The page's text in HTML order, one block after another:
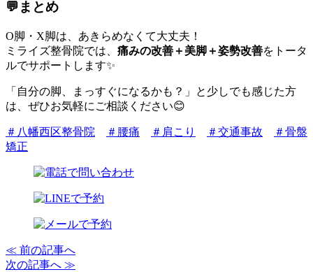
💬まとめ
O脚・X脚は、あきらめなくて大丈夫！
ミライズ整骨院では、 痛みの改善＋美脚＋姿勢改善をトータ
ルでサポートします✨
「自分の脚、まっすぐになるかも？」と少しでも感じた方
は、ぜひお気軽にご相談ください😊
＃八幡西区整骨院 ＃腰痛 ＃肩こり ＃交通事故
＃骨盤
矯正
≪ 前の記事へ
次の記事へ ≫